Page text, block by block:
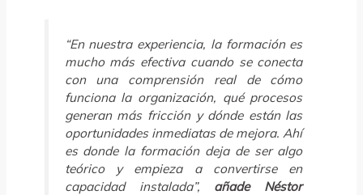
“En nuestra experiencia, la formación es
mucho más efectiva cuando se conecta
con una comprensión real de cómo
funciona la organización, qué procesos
generan más fricción y dónde están las
oportunidades inmediatas de mejora. Ahí
es donde la formación deja de ser algo
teórico y empieza a convertirse en
capacidad instalada”, añade Néstor